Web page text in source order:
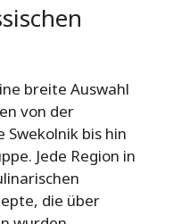
breite Auswahl
von der
bis hin
Jede Region in
die über